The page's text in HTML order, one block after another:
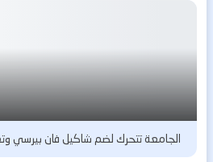
الجامعة تتحرك لضم شاكيل فان بيرسي